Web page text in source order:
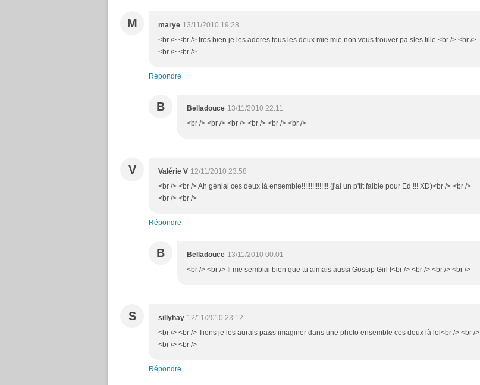
M marye 13/11/2010 19:28
<br /> <br /> tros bien je les adores tous les deux mie mie non vous trouver pa sles fille.<br /> <br />
<br /> <br />
Répondre
B Belladouce 13/11/2010 22:11
<br /> <br /> <br /> <br /> <br /> <br />
V Valérie V 12/11/2010 23:58
<br /> <br /> Ah génial ces deux là ensemble!!!!!!!!!!!!!!! (j'ai un p'tit faible pour Ed !!! XD)<br /> <br />
<br /> <br />
Répondre
B Belladouce 13/11/2010 00:01
<br /> <br /> Il me semblai bien que tu aimais aussi Gossip Girl !<br /> <br /> <br /> <br />
S sillyhay 12/11/2010 23:12
<br /> <br /> Tiens je les aurais pa&s imaginer dans une photo ensemble ces deux là lol<br /> <br />
<br /> <br />
Répondre